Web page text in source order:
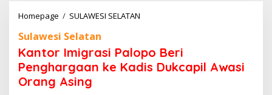
Homepage / SULAWESI SELATAN
t
o
r
Sulawesi Selatan
Kantor Imigrasi Palopo Beri
Penghargaan ke Kadis Dukcapil Awasi
Orang Asing